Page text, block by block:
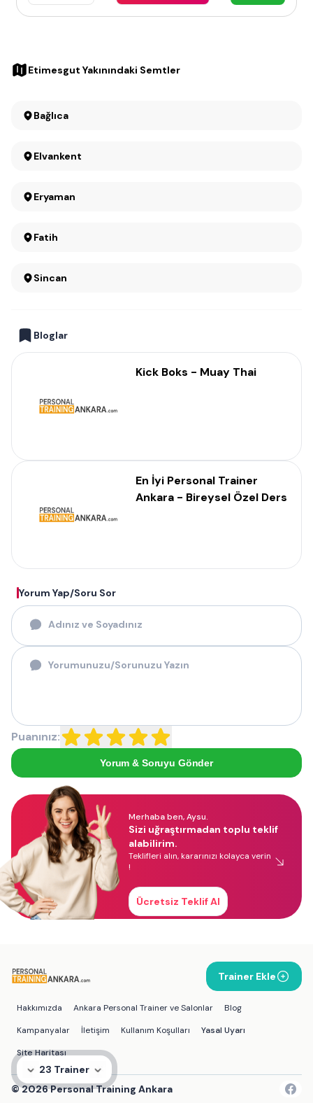
23 Trainer
Etimesgut Yakınındaki Semtler
Bağlıca
Elvankent
Eryaman
Fatih
Sincan
Bloglar
Kick Boks - Muay Thai
En İyi Personal Trainer
Ankara - Bireysel Özel Ders
Yorum Yap/Soru Sor
Puanınız:
Yorum & Soruyu Gönder
Merhaba ben, Aysu.
Sizi uğraştırmadan toplu teklif
alabilirim.
Teklifleri alın, kararınızı kolayca verin
!
Ücretsiz Teklif Al
Trainer Ekle
Hakkımızda Ankara Personal Trainer ve Salonlar
Blog
Kampanyalar
İletişim Kullanım Koşulları
Yasal Uyarı
Site Haritası
©2026Personal Training Ankara